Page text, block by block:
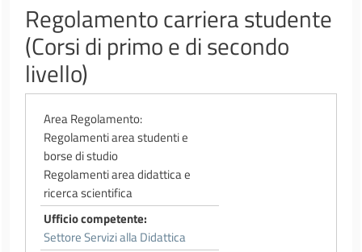
Regolamento carriera studente
(Corsi di primo e di secondo
livello)
Area Regolamento
Regolamenti area studenti e
borse di studio
Regolamenti area didattica e
ricerca scientifica
Ufficio competente
Settore Servizi alla Didattica